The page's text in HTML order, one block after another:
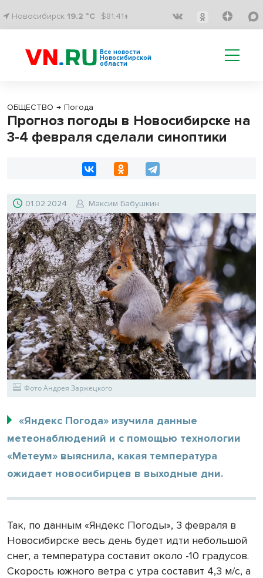
Новосибирск 19.2 °C $81.41↑
Все новости
Новосибирской
области
ОБЩЕСТВО → Погода
Прогноз погоды в Новосибирске на
3-4 февраля сделали синоптики
01.02.2024 Максим Бабушкин
Фото Андрея Заржецкого
«Яндекс Погода» изучила данные
метеонаблюдений и с помощью технологии
«Метеум» выяснила, какая температура
ожидает новосибирцев в выходные дни.
Так, по данным «Яндекс Погоды», 3 февраля в
Новосибирске весь день будет идти небольшой
снег, а температура составит около -10 градусов.
Скорость южного ветра с утра составит 4,3 м/с, а